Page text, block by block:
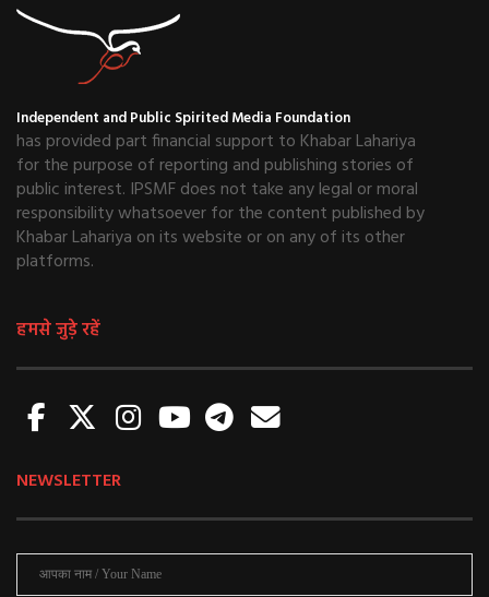
Independent and Public Spirited Media Foundation
has provided part financial support to Khabar Lahariya
for the purpose of reporting and publishing stories of
public interest. IPSMF does not take any legal or moral
responsibility whatsoever for the content published by
Khabar Lahariya on its website or on any of its other
platforms.
हमसे जुड़े रहें
NEWSLETTER